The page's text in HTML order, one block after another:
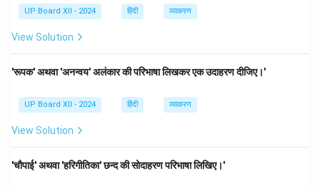
UP Board XII - 2024 हिंदी व्याकरण
View Solution
'रूपक' अथवा 'अनन्वय' अलंकार की परिभाषा लिखकर एक उदाहरण दीजिए।'
UP Board XII - 2024 हिंदी व्याकरण
View Solution
'चौपाई' अथवा 'हरिगीतिका' छन्द की सोदाहरण परिभाषा लिखिए।'